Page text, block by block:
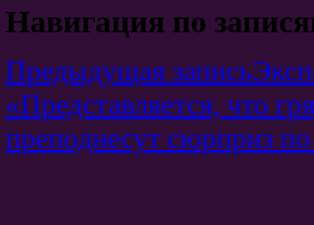
Навигация по
Предыдущая запись
«Представляется, что
преподнесут сюрприз по